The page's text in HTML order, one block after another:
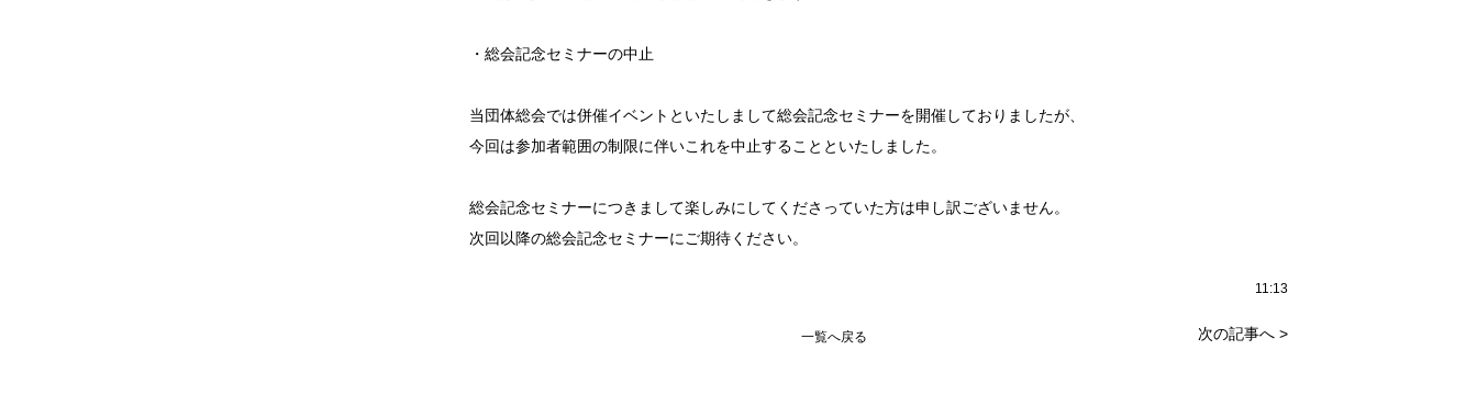
・総会記念セミナーの中止
当団体総会では併催イベントといたしまして総会記念セミナーを開催しておりましたが、
今回は参加者範囲の制限に伴いこれを中止することといたしました。
総会記念セミナーにつきまして楽しみにしてくださっていた方は申し訳ございません。
次回以降の総会記念セミナーにご期待ください。
11:13
次の記事へ >
一覧へ戻る